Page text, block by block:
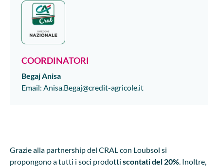
COORDINATORI
BegajAnisa
Email: Anisa.Begaj@credit-agricole.it
Grazie alla partnership del CRAL con Loubsol si
propongono a tutti i soci prodotti scontati del 20%. Inoltre,